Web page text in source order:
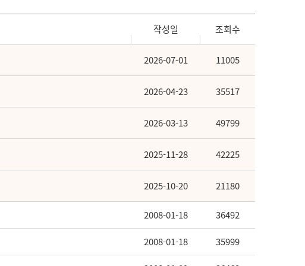
작성일 조회수
2026-07-01 11005
2026-04-23 35517
2026-03-13 49799
2025-11-28 42225
2025-10-20 21180
2008-01-18 36492
2008-01-18 35999